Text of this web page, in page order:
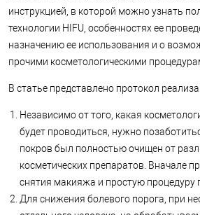
инструкцией, в которой можно узнать
технологии HIFU, особенностях ее
назначению ее использования и о
прочими косметологическими
В статье представлено протокол
Независимо от того, какая
будет проводиться, нужно
покров был полностью очищен от
косметических препаратов. Вначале
снятия макияжа и простую процедуру
Для снижения болевого порога, при